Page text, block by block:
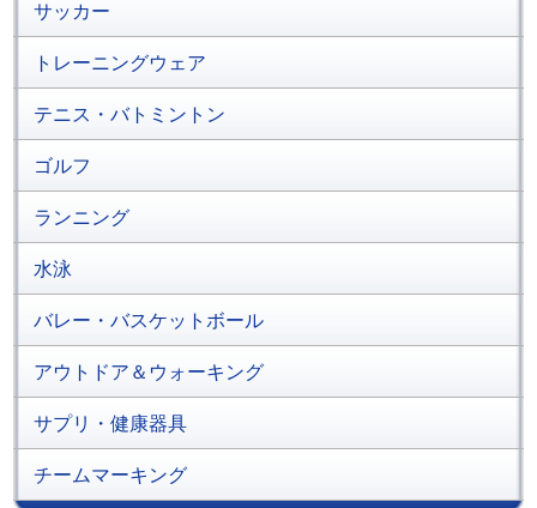
サッカー
トレーニングウェア
テニス・バトミントン
ゴルフ
ランニング
水泳
バレー・バスケットボール
アウトドア＆ウォーキング
サプリ・健康器具
チームマーキング